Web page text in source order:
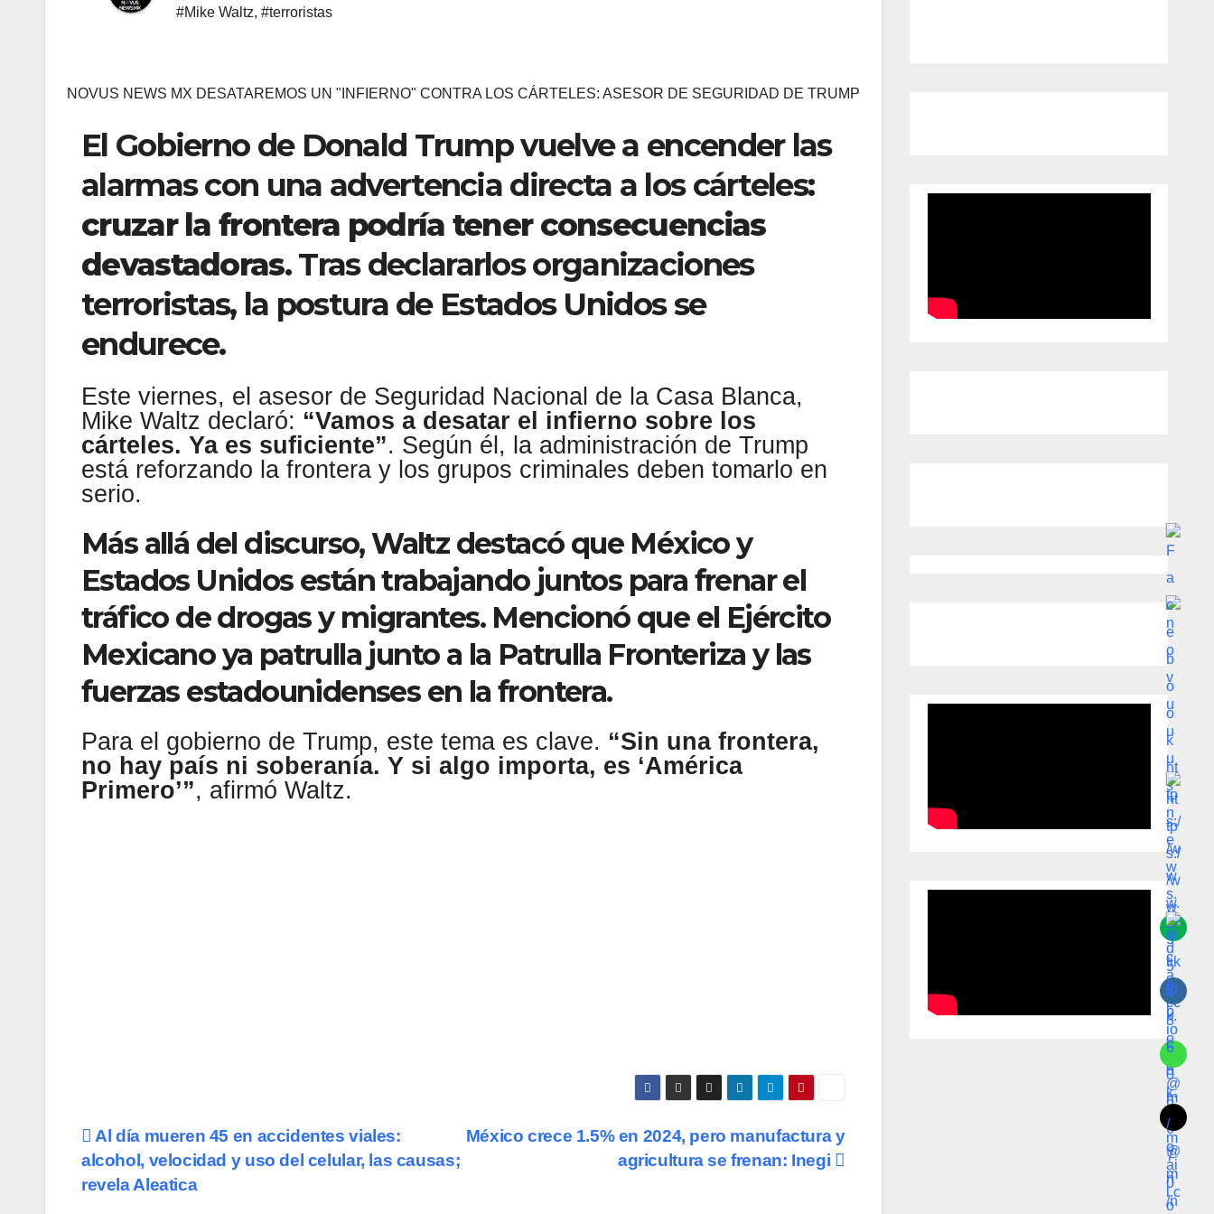
#Mike Waltz, #terroristas
NOVUS NEWS MX DESATAREMOS UN "INFIERNO" CONTRA LOS CÁRTELES: ASESOR DE SEGURIDAD DE TRUMP
El Gobierno de Donald Trump vuelve a encender las
alarmas con una advertencia directa a los cárteles:
cruzar la frontera podría tener consecuencias
devastadoras. Tras declararlos organizaciones
terroristas, la postura de Estados Unidos se
endurece.
Este viernes, el asesor de Seguridad Nacional de la Casa Blanca,
Mike Waltz declaró: “Vamos a desatar el infierno sobre los
cárteles. Ya es suficiente”. Según él, la administración de Trump
está reforzando la frontera y los grupos criminales deben tomarlo en
serio.
Más allá del discurso, Waltz destacó que México y
Estados Unidos están trabajando juntos para frenar el
tráfico de drogas y migrantes. Mencionó que el Ejército
Mexicano ya patrulla junto a la Patrulla Fronteriza y las
fuerzas estadounidenses en la frontera.
Para el gobierno de Trump, este tema es clave. “Sin una frontera,
no hay país ni soberanía. Y si algo importa, es ‘América
Primero’”, afirmó Waltz.
Navegación
de
México crece 1.5% en 2024, pero manufactura y
agricultura se frenan: Inegi
Al día mueren 45 en accidentes viales:
alcohol, velocidad y uso del celular, las causas;
revela Aleatica